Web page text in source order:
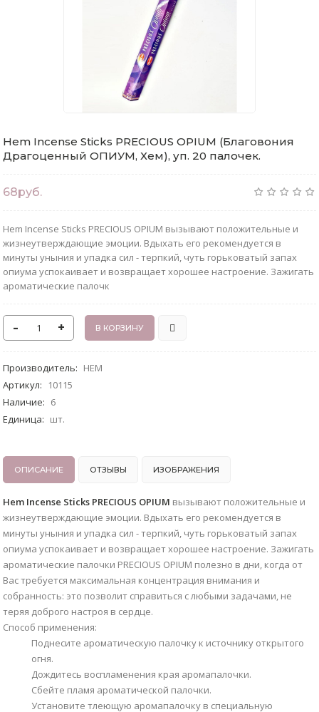
Hem Incense Sticks PRECIOUS OPIUM (Благовония
Драгоценный ОПИУМ, Хем), уп. 20 палочек.
68руб.
Hem Incense Sticks PRECIOUS OPIUM вызывают положительные и
жизнеутверждающие эмоции. Вдыхать его рекомендуется в
минуты уныния и упадка сил - терпкий, чуть горьковатый запах
опиума успокаивает и возвращает хорошее настроение. Зажигать
ароматические палочк
- +
Производитель: HEM
Артикул:
10115
Наличие: 6
Единица: шт.
ОПИСАНИЕ ОТЗЫВЫ ИЗОБРАЖЕНИЯ
Hem Incense Sticks PRECIOUS OPIUM вызывают положительные и
жизнеутверждающие эмоции. Вдыхать его рекомендуется в
минуты уныния и упадка сил - терпкий, чуть горьковатый запах
опиума успокаивает и возвращает хорошее настроение. Зажигать
ароматические палочки PRECIOUS OPIUM полезно в дни, когда от
Вас требуется максимальная концентрация внимания и
собранность: это позволит справиться с любыми задачами, не
теряя доброго настроя в сердце.
Способ применения:
Поднесите ароматическую палочку к источнику открытого
огня.
Дождитесь воспламенения края аромапалочки.
Сбейте пламя ароматической палочки.
Установите тлеющую аромапалочку в специальную